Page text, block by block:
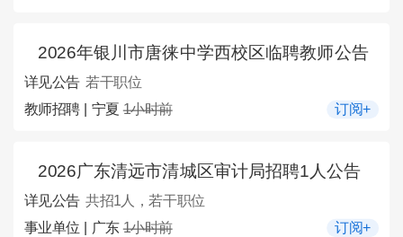
2026年银川市唐徕中学西校区临聘教师公告
详见公告 若干职位
教师招聘 | 宁夏1小时前 订阅+
2026广东清远市清城区审计局招聘1人公告
详见公告 共招1人，若干职位
事业单位 | 广东1小时前 订阅+